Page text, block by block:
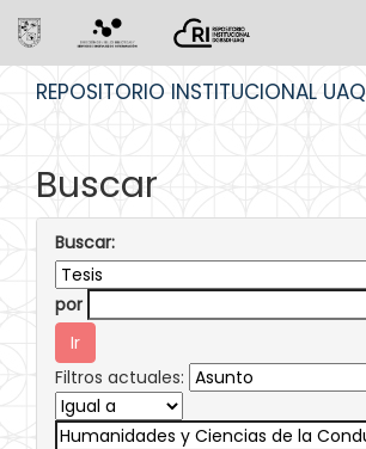
REPOSITORIO INSTITUCIONAL UAQ
Buscar
Buscar:
por
Filtros actuales: